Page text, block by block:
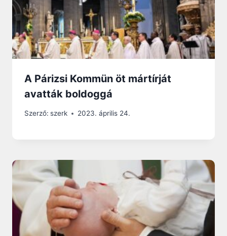
A Párizsi Kommün öt mártírját
avatták boldoggá
Szerző: szerk 2023. április 24.